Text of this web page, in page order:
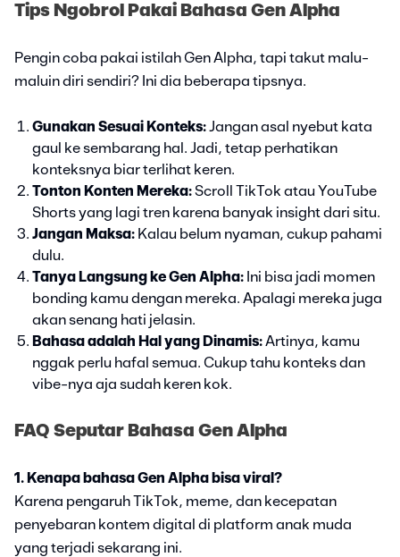
Tips Ngobrol Pakai Bahasa Gen Alpha
Pengin coba pakai istilah Gen Alpha, tapi takut malu-
maluin diri sendiri? Ini dia beberapa tipsnya.
Gunakan Sesuai Konteks:Jangan asal nyebut kata
gaul ke sembarang hal. Jadi, tetap perhatikan
konteksnya biar terlihat keren.
Tonton Konten Mereka:Scroll TikTok atau YouTube
Shorts yang lagi tren karena banyak insight dari situ.
Jangan Maksa: Kalau belum nyaman, cukup pahami
dulu.
Tanya Langsung ke Gen Alpha: Ini bisa jadi momen
bonding kamu dengan mereka. Apalagi mereka juga
akan senang hati jelasin.
Bahasa adalah Hal yang Dinamis:Artinya, kamu
nggak perlu hafal semua. Cukup tahu konteks dan
vibe-nya aja sudah keren kok.
FAQ Seputar Bahasa Gen Alpha
1. Kenapa bahasa Gen Alpha bisa viral?
Karena pengaruh TikTok, meme, dan kecepatan
penyebaran kontem digital di platform anak muda
yang terjadi sekarang ini.